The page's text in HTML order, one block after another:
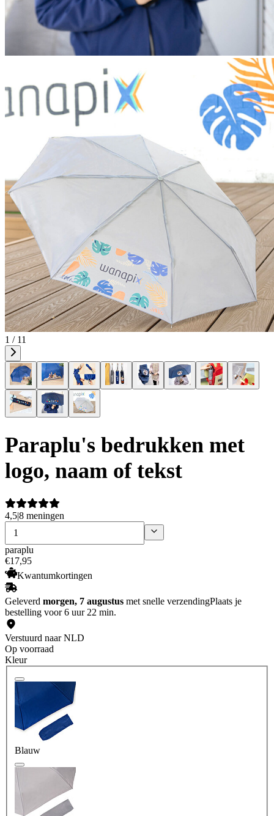
1 / 11
Paraplu's bedrukken met
logo, naam of tekst
4,5|8 meningen
paraplu
€17,95
Kwantumkortingen
Geleverd morgen, 7 augustus met snelle verzendingPlaats je
bestelling voor 6 uur 22 min.
Verstuurd naar NLD
Op voorraad
Kleur
Blauw